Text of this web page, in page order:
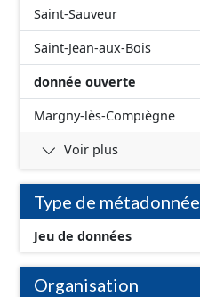
Saint-Sauveur
Saint-Jean-aux-Bois
donnée ouverte
Margny-lès-Compiègne
Voir plus
Type de métadonnée
Jeu de données
Organisation